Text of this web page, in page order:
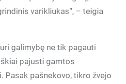
varikliukas“, – teigia
galimybę ne tik pagauti
pajusti gamtos
Pasak pašnekovo, tikro žvejo